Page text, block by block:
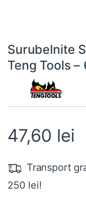
Surubelnite
Teng Tools
47,60 lei
Transport
250 lei!